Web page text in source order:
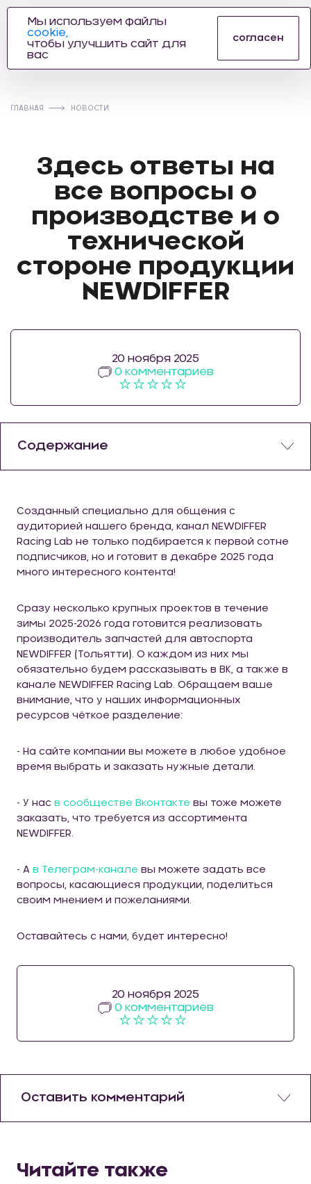
АВТОЗАПЧАСТЕЙ
ГЛАВНАЯ НОВОСТИ
Здесь ответы на
все вопросы о
производстве и о
технической
стороне продукции
NEWDIFFER
20 ноября 2025
0 комментариев
Содержание
Созданный специально для общения с
аудиторией нашего бренда, канал NEWDIFFER
Racing Lab не только подбирается к первой сотне
подписчиков, но и готовит в декабре 2025 года
много интересного контента!
Сразу несколько крупных проектов в течение
зимы 2025-2026 года готовится реализовать
производитель запчастей для автоспорта
NEWDIFFER (Тольятти). О каждом из них мы
обязательно будем рассказывать в ВК, а также в
канале NEWDIFFER Racing Lab. Обращаем ваше
внимание, что у наших информационных
ресурсов чёткое разделение:
- На сайте компании вы можете в любое удобное
время выбрать и заказать нужные детали.
- У нас в сообществе Вконтакте вы тоже можете
заказать, что требуется из ассортимента
NEWDIFFER.
- А в Телеграм-канале вы можете задать все
вопросы, касающиеся продукции, поделиться
своим мнением и пожеланиями.
Оставайтесь с нами, будет интересно!
20 ноября 2025
0 комментариев
Оставить комментарий
Читайте также
Мы используем файлы
cookie,
чтобы улучшить сайт для
вас
согласен